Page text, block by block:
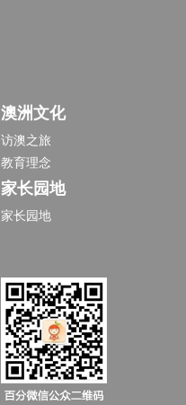
澳洲文化
访澳之旅
教育理念
家长园地
家长园地